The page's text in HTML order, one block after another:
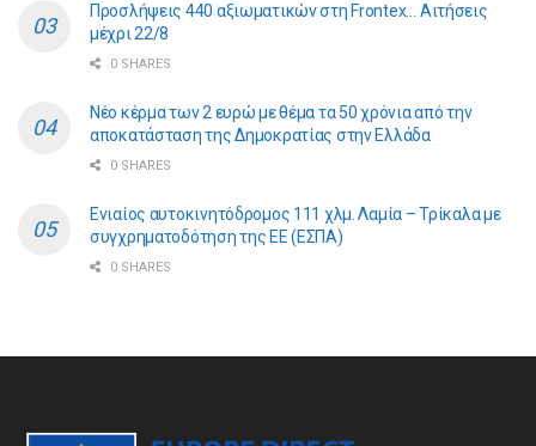
Προσλήψεις 440 αξιωματικών στη Frontex… Αιτήσεις
μέχρι 22/8
0 SHARES
Νέο κέρμα των 2 ευρώ με θέμα τα 50 χρόνια από την
αποκατάσταση της Δημοκρατίας στην Ελλάδα
0 SHARES
Ενιαίος αυτοκινητόδρομος 111 χλμ. Λαμία – Τρίκαλα με
συγχρηματοδότηση της ΕE (ΕΣΠΑ)
0 SHARES